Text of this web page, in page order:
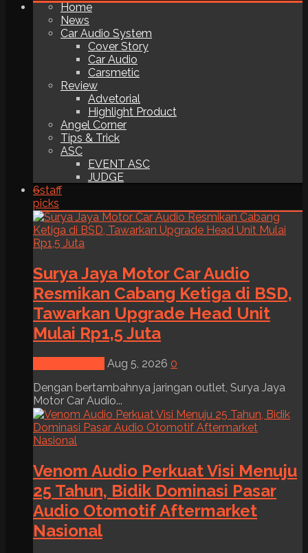
Home
News
Car Audio System
Cover Story
Car Audio
Carsmetic
Review
Advetorial
Highlight Product
Angel Corner
Tips & Trick
ASC
EVENT ASC
JUDGE
6staff
picks
Surya Jaya Motor Car Audio
Resmikan Cabang Ketiga di BSD,
Tawarkan Upgrade Head Unit
Mulai Rp1,5 Juta
Aug 5, 2026 0
Dengan bertambahnya jaringan outlet, Surya Jaya
Motor Car Audio...
Venom Audio Perkuat Visi Menuju
25 Tahun, Bidik Dominasi Pasar
Audio Otomotif Aftermarket
Nasional